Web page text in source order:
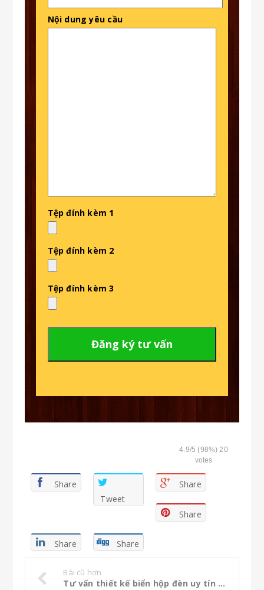
Nội dung yêu cầu
Tệp đính kèm 1
Tệp đính kèm 2
Tệp đính kèm 3
4.9/5 (98%)20
votes
Share
Tweet
Share
Share
Share Share
Bài cũ hơn
Tư vấn thiết kế biển hộp đèn uy tín chuyên nghiệp